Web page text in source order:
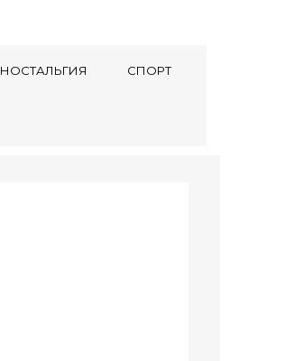
НОСТАЛЬГИЯ СПОРТ